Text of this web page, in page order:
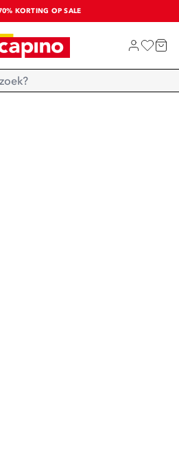
KORTING OP SALE
LAATSTE KANS!
SHOP NIEUW